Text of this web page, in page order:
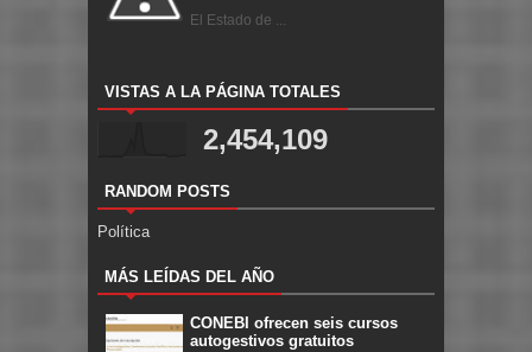
El Estado de ...
VISTAS A LA PÁGINA TOTALES
2,454,109
RANDOM POSTS
Política
MÁS LEÍDAS DEL AÑO
CONEBI ofrecen seis cursos
autogestivos gratuitos